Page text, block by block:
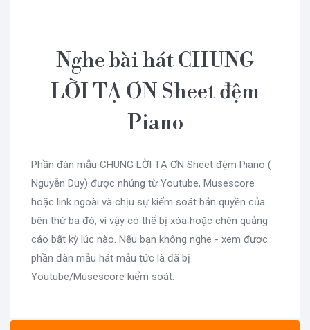
Nghe bài hát CHUNG
LỜI TẠ ƠN Sheet đệm
Piano
Phần đàn mẫu CHUNG LỜI TẠ ƠN Sheet đệm Piano (
Nguyễn Duy) được nhúng từ Youtube, Musescore
hoặc link ngoài và chịu sự kiểm soát bản quyền của
bên thứ ba đó, vì vậy có thể bị xóa hoặc chèn quảng
cáo bất kỳ lúc nào. Nếu bạn không nghe - xem được
phần đàn mẫu hát mẫu tức là đã bị
Youtube/Musescore kiểm soát.